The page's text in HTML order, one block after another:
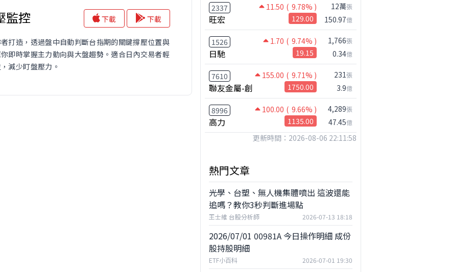
監控
下載 下載
打造，透過盤中自動判斷台指期的關鍵撐壓位置與
即時掌握主力動向與大盤趨勢。適合日內交易者輕
減少盯盤壓力。
2337 11.50 ( 9.78% )
旺宏 129.00
12萬張
150.97億
1526 1.70 ( 9.74% )
日馳 19.15
1,766張
0.34億
7610 155.00 ( 9.71% )
聯友金屬-創 1750.00
231張
3.9億
8996 100.00 ( 9.66% )
高力 1135.00
4,289張
47.45億
更新時間：2026-08-06 22:11:58
熱門文章
光學、台塑、無人機集體噴出 這波還能
追嗎？教你3秒判斷進場點
王士維 台股分析師 2026-07-13 18:18
2026/07/01 00981A 今日操作明細 成份
股持股明細
ETF小百科 2026-07-01 19:30